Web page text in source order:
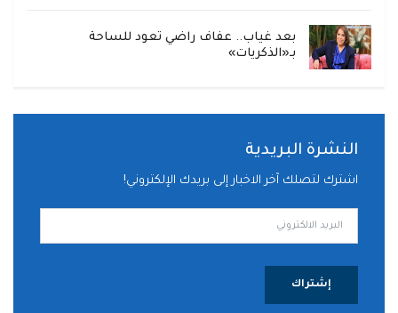
بعد غياب.. عفاف راضي تعود للساحة
بـ«الذكريات»
النشرة البريدية
اشترك لتصلك آخر الاخبار إلى بريدك الإلكتروني!
إشتراك